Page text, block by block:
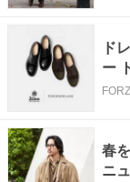
ド
ー
ト
春
ニ